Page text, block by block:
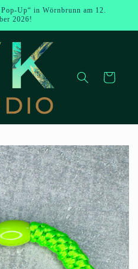
Up“ in Wörnbrunn am 12.
2026!
Warenkorb